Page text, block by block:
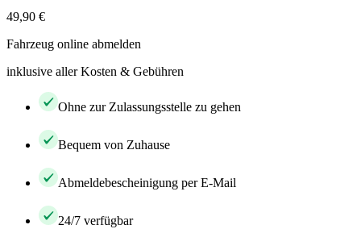
49,90 €
Fahrzeug online abmelden
inklusive aller Kosten & Gebühren
Ohne zur Zulassungsstelle zu gehen
Bequem von Zuhause
Abmeldebescheinigung per E-Mail
24/7 verfügbar